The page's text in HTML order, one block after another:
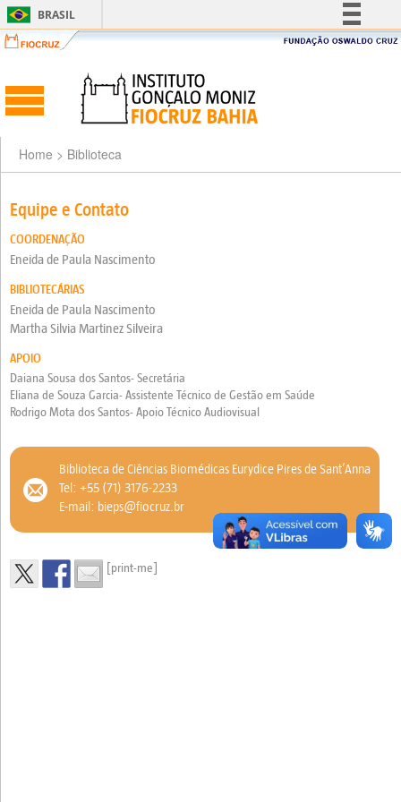
BRASIL
Simplifique!
Acesso à informação
Canais
Home > Biblioteca
Equipe e Contato
COORDENAÇÃO
Eneida de Paula Nascimento
BIBLIOTECÁRIAS
Eneida de Paula Nascimento
Martha Silvia Martinez Silveira
APOIO
Daiana Sousa dos Santos- Secretária
Eliana de Souza Garcia-Assistente Técnico de Gestão em Saúde
Rodrigo Mota dos Santos- Apoio Técnico Audiovisual
Biblioteca de Ciências Biomédicas Eurydice Pires de Sant’Anna
Tel: +55 (71) 3176-2233
E-mail: bieps@fiocruz.br
[print-me]